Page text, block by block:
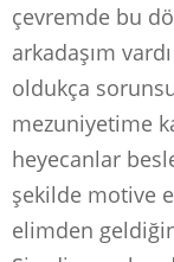
çevremde bu
arkadaşım
oldukça
mezuniyetime
heyecanlar
şekilde motive
elimden